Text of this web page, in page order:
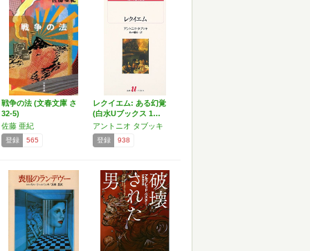
戦争の法 (文春文庫 さ
32-5)
佐藤 亜紀
登録 565
レクイエム: ある幻覚
(白水Uブックス 1…
アントニオ タブッキ
登録 938